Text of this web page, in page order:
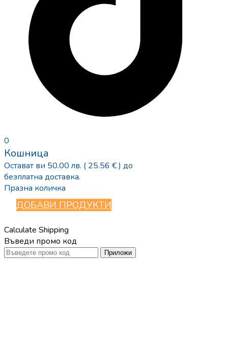
0
Кошница
Остават ви 50.00 лв. ( 25.56 € ) до
безплатна доставка.
Празна количка
ДОБАВИ ПРОДУКТИ
Calculate Shipping
Въведи промо код
Приложи